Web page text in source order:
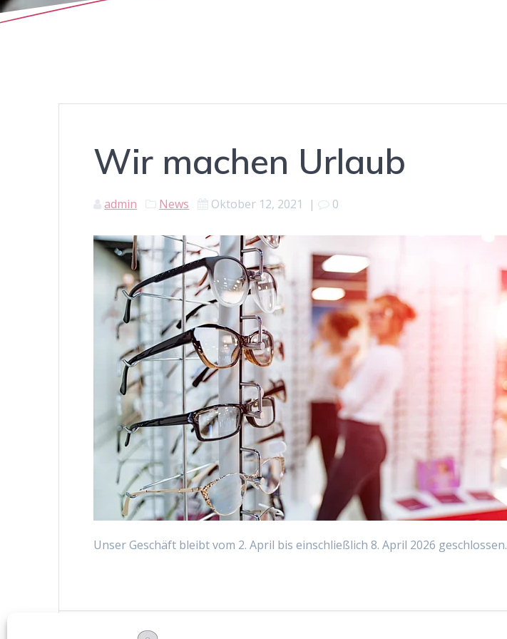
Wir machen Urlaub
admin News Oktober 12, 2021 | 0
Unser Geschäft bleibt vom 2. April bis einschließlich 8. April 2026 geschlossen.
Beitragsnavigation
Vorherige:Vorheriger
Öffnungszeiten